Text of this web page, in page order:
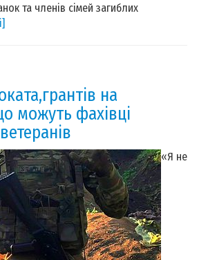
та членів сімей загиблих
на
можуть фахівці
«Я не